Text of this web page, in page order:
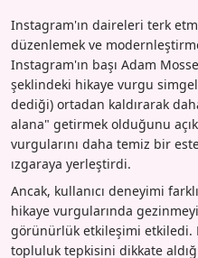
Instagram'ın daireleri terk
düzenlemek ve
Instagram'ın başı Adam
şeklindeki hikaye vurgu
dediği) ortadan kaldırarak
alana" getirmek olduğunu
vurgularını daha temiz bir
ızgaraya yerleştirdi.
Ancak, kullanıcı deneyimi
hikaye vurgularında
görünürlük etkileşimi etkiledi.
topluluk tepkisini dikkate